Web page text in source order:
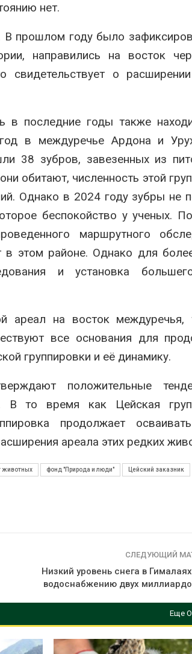
нет.
В прошлом году было
направились на восток
о
в последние годы также
в междуречье Ардона и
38 зубров, завезенных из
обитают, численность этой
Однако в 2024 году зубры не
беспокойство у ученых.
маршрутного
в этом районе. Однако для
и установка
ареал на восток междуречья,
все основания для
группировки и её динамику.
положительные
В то время как Цейская
продолжает
ареала этих редких
животных фонд "Природа и люди" Цейский заказник
СЛЕДУЮЩИЙ
Низкий уровень снега в
водоснабжению двух
Еще